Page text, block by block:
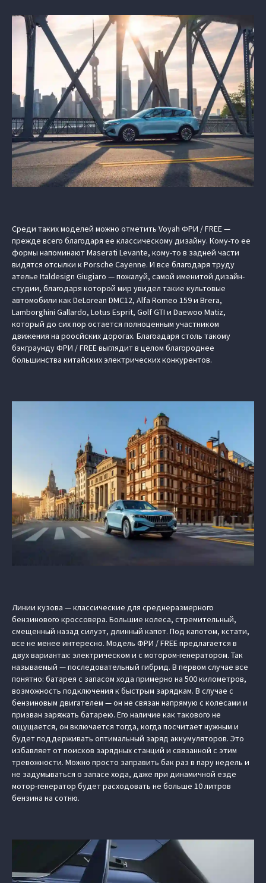
Среди таких моделей можно отметить Voyah ФРИ / FREE —
прежде всего благодаря ее классическому дизайну. Кому-то ее
формы напоминают Maserati Levante, кому-то в задней части
видятся отсылки к Porsche Cayenne. И все благодаря труду
ателье Italdesign Giugiaro — пожалуй, самой именитой дизайн-
студии, благодаря которой мир увидел такие культовые
автомобили как DeLorean DMC12, Alfa Romeo 159 и Brera,
Lamborghini Gallardo, Lotus Esprit, Golf GTI и Daewoo Matiz,
который до сих пор остается полноценным участником
движения на роосйских дорогах. Благоадаря столь такому
бэкграунду ФРИ / FREE выглядит в целом благороднее
большинства китайских электрических конкурентов.
Линии кузова — классические для среднеразмерного
бензинового кроссовера. Большие колеса, стремительный,
смещенный назад силуэт, длинный капот. Под капотом, кстати,
все не менее интересно. Модель ФРИ / FREE предлагается в
двух вариантах: электрическом и с мотором-генератором. Так
называемый — последовательный гибрид. В первом случае все
понятно: батарея с запасом хода примерно на 500 километров,
возможность подключения к быстрым зарядкам. В случае с
бензиновым двигателем — он не связан напрямую с колесами и
призван заряжать батарею. Его наличие как такового не
ощущается, он включается тогда, когда посчитает нужным и
будет поддерживать оптимальный заряд аккумуляторов. Это
избавляет от поисков зарядных станций и связанной с этим
тревожности. Можно просто заправить бак раз в пару недель и
не задумываться о запасе хода, даже при динамичной езде
мотор-генератор будет расходовать не больше 10 литров
бензина на сотню.